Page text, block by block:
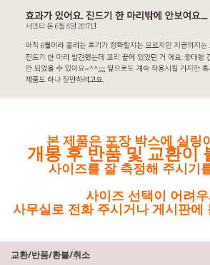
본 제품은 포장 박스에 실링
개봉 후 반품 및 교환이
사이즈를 잘 측정해 주시기
사이즈 선택이 어려우
사무실로 전화 주시거나 게시판에
교환/반품/환불/취소